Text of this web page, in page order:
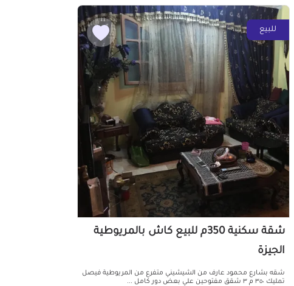
للبيع
شقة سكنية 350م للبيع كاش بالمريوطية
الجيزة
شقه بشارع محمود عارف من الشيشيني متفرع من المريوطية فيصل
تمليك ٣٥٠ م ٣ شقق مفتوحين علي بعض دور كامل ...